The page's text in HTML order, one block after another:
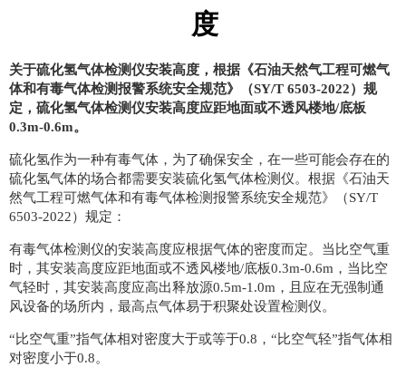
度
关于硫化氢气体检测仪安装高度，根据《石油天然气工程可燃气
体和有毒气体检测报警系统安全规范》（SY/T 6503-2022）规
定，硫化氢气体检测仪安装高度应距地面或不透风楼地/底板
0.3m-0.6m。
硫化氢作为一种有毒气体，为了确保安全，在一些可能会存在的
硫化氢气体的场合都需要安装硫化氢气体检测仪。根据《石油天
然气工程可燃气体和有毒气体检测报警系统安全规范》（SY/T
6503-2022）规定：
有毒气体检测仪的安装高度应根据气体的密度而定。当比空气重
时，其安装高度应距地面或不透风楼地/底板0.3m-0.6m，当比空
气轻时，其安装高度应高出释放源0.5m-1.0m，且应在无强制通
风设备的场所内，最高点气体易于积聚处设置检测仪。
“比空气重”指气体相对密度大于或等于0.8，“比空气轻”指气体相
对密度小于0.8。